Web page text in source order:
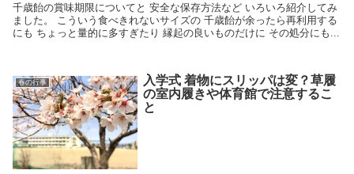
千歳飴の賞味期限についてと 安全な保存方法など いろいろ紹介してみ
ました。 こういう食べきれないサイズの 千歳飴が余ったら再利用する
にも ちょっと量的に多すぎたり 縁起の良いものだけに その処分にも...
春の行事
入学式 着物にスリッパは変？草履
の室内履きや体育館で注意するこ
と